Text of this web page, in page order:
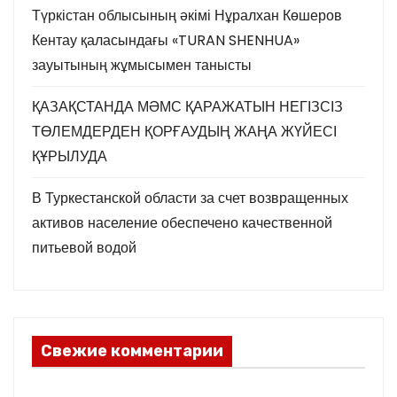
Түркістан облысының әкімі Нұралхан Көшеров
Кентау қаласындағы «TURAN SHENHUA»
зауытының жұмысымен танысты
ҚАЗАҚСТАНДА МӘМС ҚАРАЖАТЫН НЕГІЗСІЗ
ТӨЛЕМДЕРДЕН ҚОРҒАУДЫҢ ЖАҢА ЖҮЙЕСІ
ҚҰРЫЛУДА
В Туркестанской области за счет возвращенных
активов население обеспечено качественной
питьевой водой
Свежие комментарии